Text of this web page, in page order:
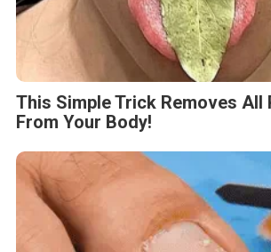
This Simple Trick Removes All
From Your Body!